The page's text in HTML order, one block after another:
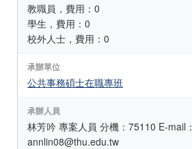
教職員，費用：0
學生，費用：0
校外人士，費用：0
承辦單位
公共事務碩士在職專班
承辦人員
林芳吟 專案人員 分機：75110 E-mail：
annlin08@thu.edu.tw